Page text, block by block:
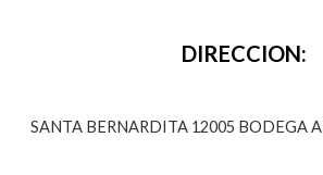
DIRECCION:
SANTA BERNARDITA 12005 BODEGA